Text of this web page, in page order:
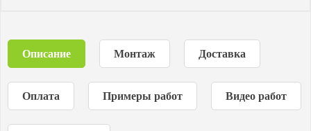
Описание Монтаж Доставка
Оплата Примеры работ Видео работ